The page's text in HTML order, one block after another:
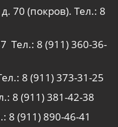
70 (покров). Тел.: 8
Тел.: 8 (911) 360-36-
8 (911) 373-31-25
8 (911) 381-42-38
8 (911) 890-46-41